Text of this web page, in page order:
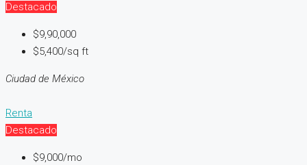
Destacado
$9,90,000
$5,400/sq ft
Ciudad de México
Renta
Destacado
$9,000/mo